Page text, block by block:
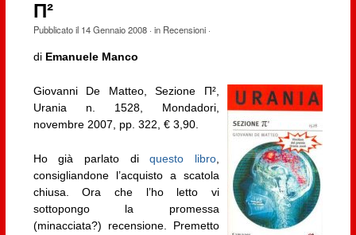
Π²
Pubblicato il 14 Gennaio 2008· in Recensioni·
di Emanuele Manco
Giovanni De Matteo, Sezione Π²,
Urania n. 1528, Mondadori,
novembre 2007, pp. 322, € 3,90.
Ho già parlato diquesto libro,
consigliandone l’acquisto a scatola
chiusa. Ora che l’ho letto vi
sottopongo la promessa
(minacciata?) recensione. Premetto